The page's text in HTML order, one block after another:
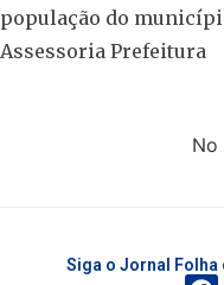
população do
Assessoria Prefeitura
No
Siga o Jornal